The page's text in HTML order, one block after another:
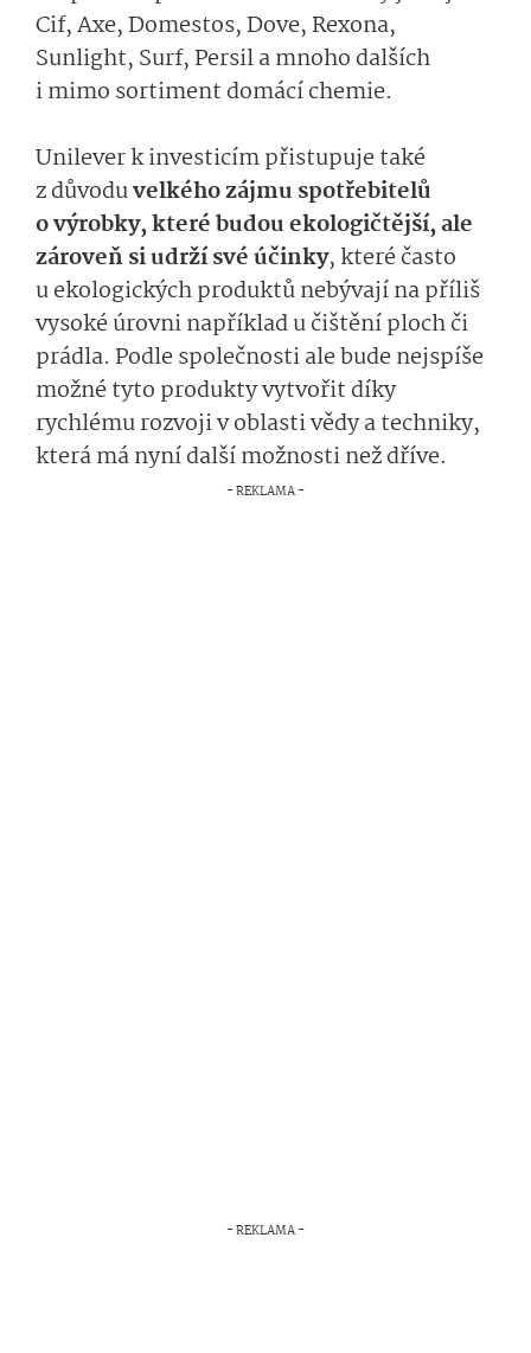
Cif, Axe, Domestos, Dove, Rexona,
Sunlight, Surf, Persil a mnoho dalších
i mimo sortiment domácí chemie.
Unilever k investicím přistupuje také
z důvoduvelkého zájmu spotřebitelů
o výrobky, které budou ekologičtější, ale
zároveň si udrží své účinky, které často
u ekologických produktů nebývají na příliš
vysoké úrovni například u čištění ploch či
prádla. Podle společnosti ale bude nejspíše
možné tyto produkty vytvořit díky
rychlému rozvoji v oblasti vědy a techniky,
která má nyní další možnosti než dříve.